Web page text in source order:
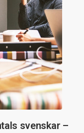
svenskar –